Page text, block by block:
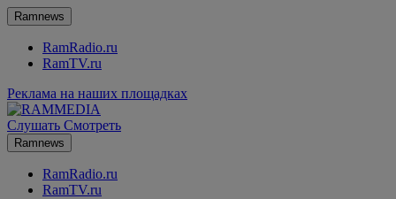
Ramnews
RamRadio.ru
RamTV.ru
Реклама на наших площадках
Слушать Смотреть
Ramnews
RamRadio.ru
RamTV.ru